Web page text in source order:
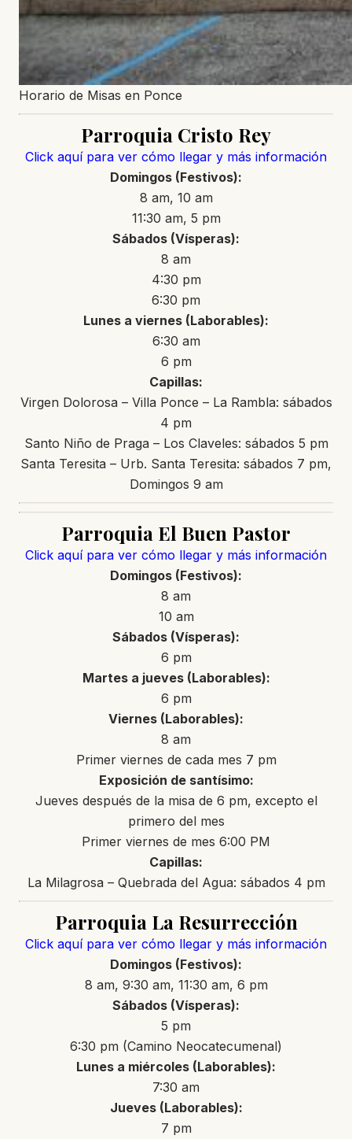
Horario de Misas en Ponce
Parroquia Cristo Rey
Click aquí para ver cómo llegar y más información
Domingos (Festivos):
8 am, 10 am
11:30 am, 5 pm
Sábados (Vísperas):
8 am
4:30 pm
6:30 pm
Lunes a viernes (Laborables):
6:30 am
6 pm
Capillas:
Virgen Dolorosa – Villa Ponce – La Rambla: sábados
4 pm
Santo Niño de Praga – Los Claveles: sábados 5 pm
Santa Teresita – Urb. Santa Teresita: sábados 7 pm,
Domingos 9 am
Parroquia El Buen Pastor
Click aquí para ver cómo llegar y más información
Domingos (Festivos):
8 am
10 am
Sábados (Vísperas):
6 pm
Martes a jueves (Laborables):
6 pm
Viernes (Laborables):
8 am
Primer viernes de cada mes 7 pm
Exposición de santísimo:
Jueves después de la misa de 6 pm, excepto el
primero del mes
Primer viernes de mes 6:00 PM
Capillas:
La Milagrosa – Quebrada del Agua: sábados 4 pm
Parroquia La Resurrección
Click aquí para ver cómo llegar y más información
Domingos (Festivos):
8 am, 9:30 am, 11:30 am, 6 pm
Sábados (Vísperas):
5 pm
6:30 pm (Camino Neocatecumenal)
Lunes a miércoles (Laborables):
7:30 am
Jueves (Laborables):
7 pm